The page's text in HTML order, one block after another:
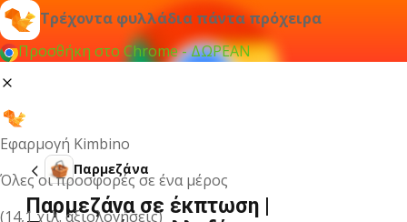
Τρέχοντα φυλλάδια πάντα πρόχειρα
Προσθήκη στο Chrome - ΔΩΡΕΑΝ
Εφαρμογή Kimbino
Όλες οι προσφορές σε ένα μέρος
(14,1 χιλ. αξιολογήσεις)
Παρμεζάνα
Παρμεζάνα σε έκπτωση |